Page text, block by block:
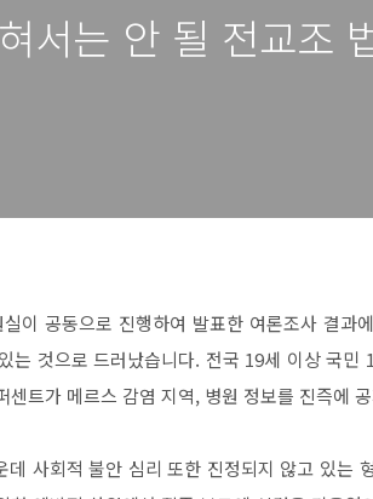
서는 안 될 전교조
이 공동으로 진행하여 발표한 여론조사 결과
는 것으로 드러났습니다. 전국 19세 이상 국민
트가 메르스 감염 지역, 병원 정보를 진즉에
사회적 불안 심리 또한 진정되지 않고 있는